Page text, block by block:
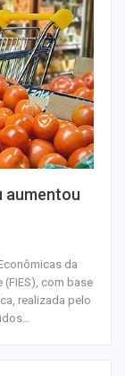
aumentou
da
com base
realizada pelo